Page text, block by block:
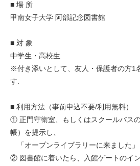
■ 場 所
甲南女子大学 阿部記念図書館
■ 対 象
中学生・高校生
※付き添いとして、友人・保護者の方1
す.
■ 利用方法（事前申込不要/利用無料）
① 正門守衛室、もしくはスクールバス
帳）を提示し、
「オープンライブラリーに来ました
② 図書館に着いたら、入館ゲートのイ